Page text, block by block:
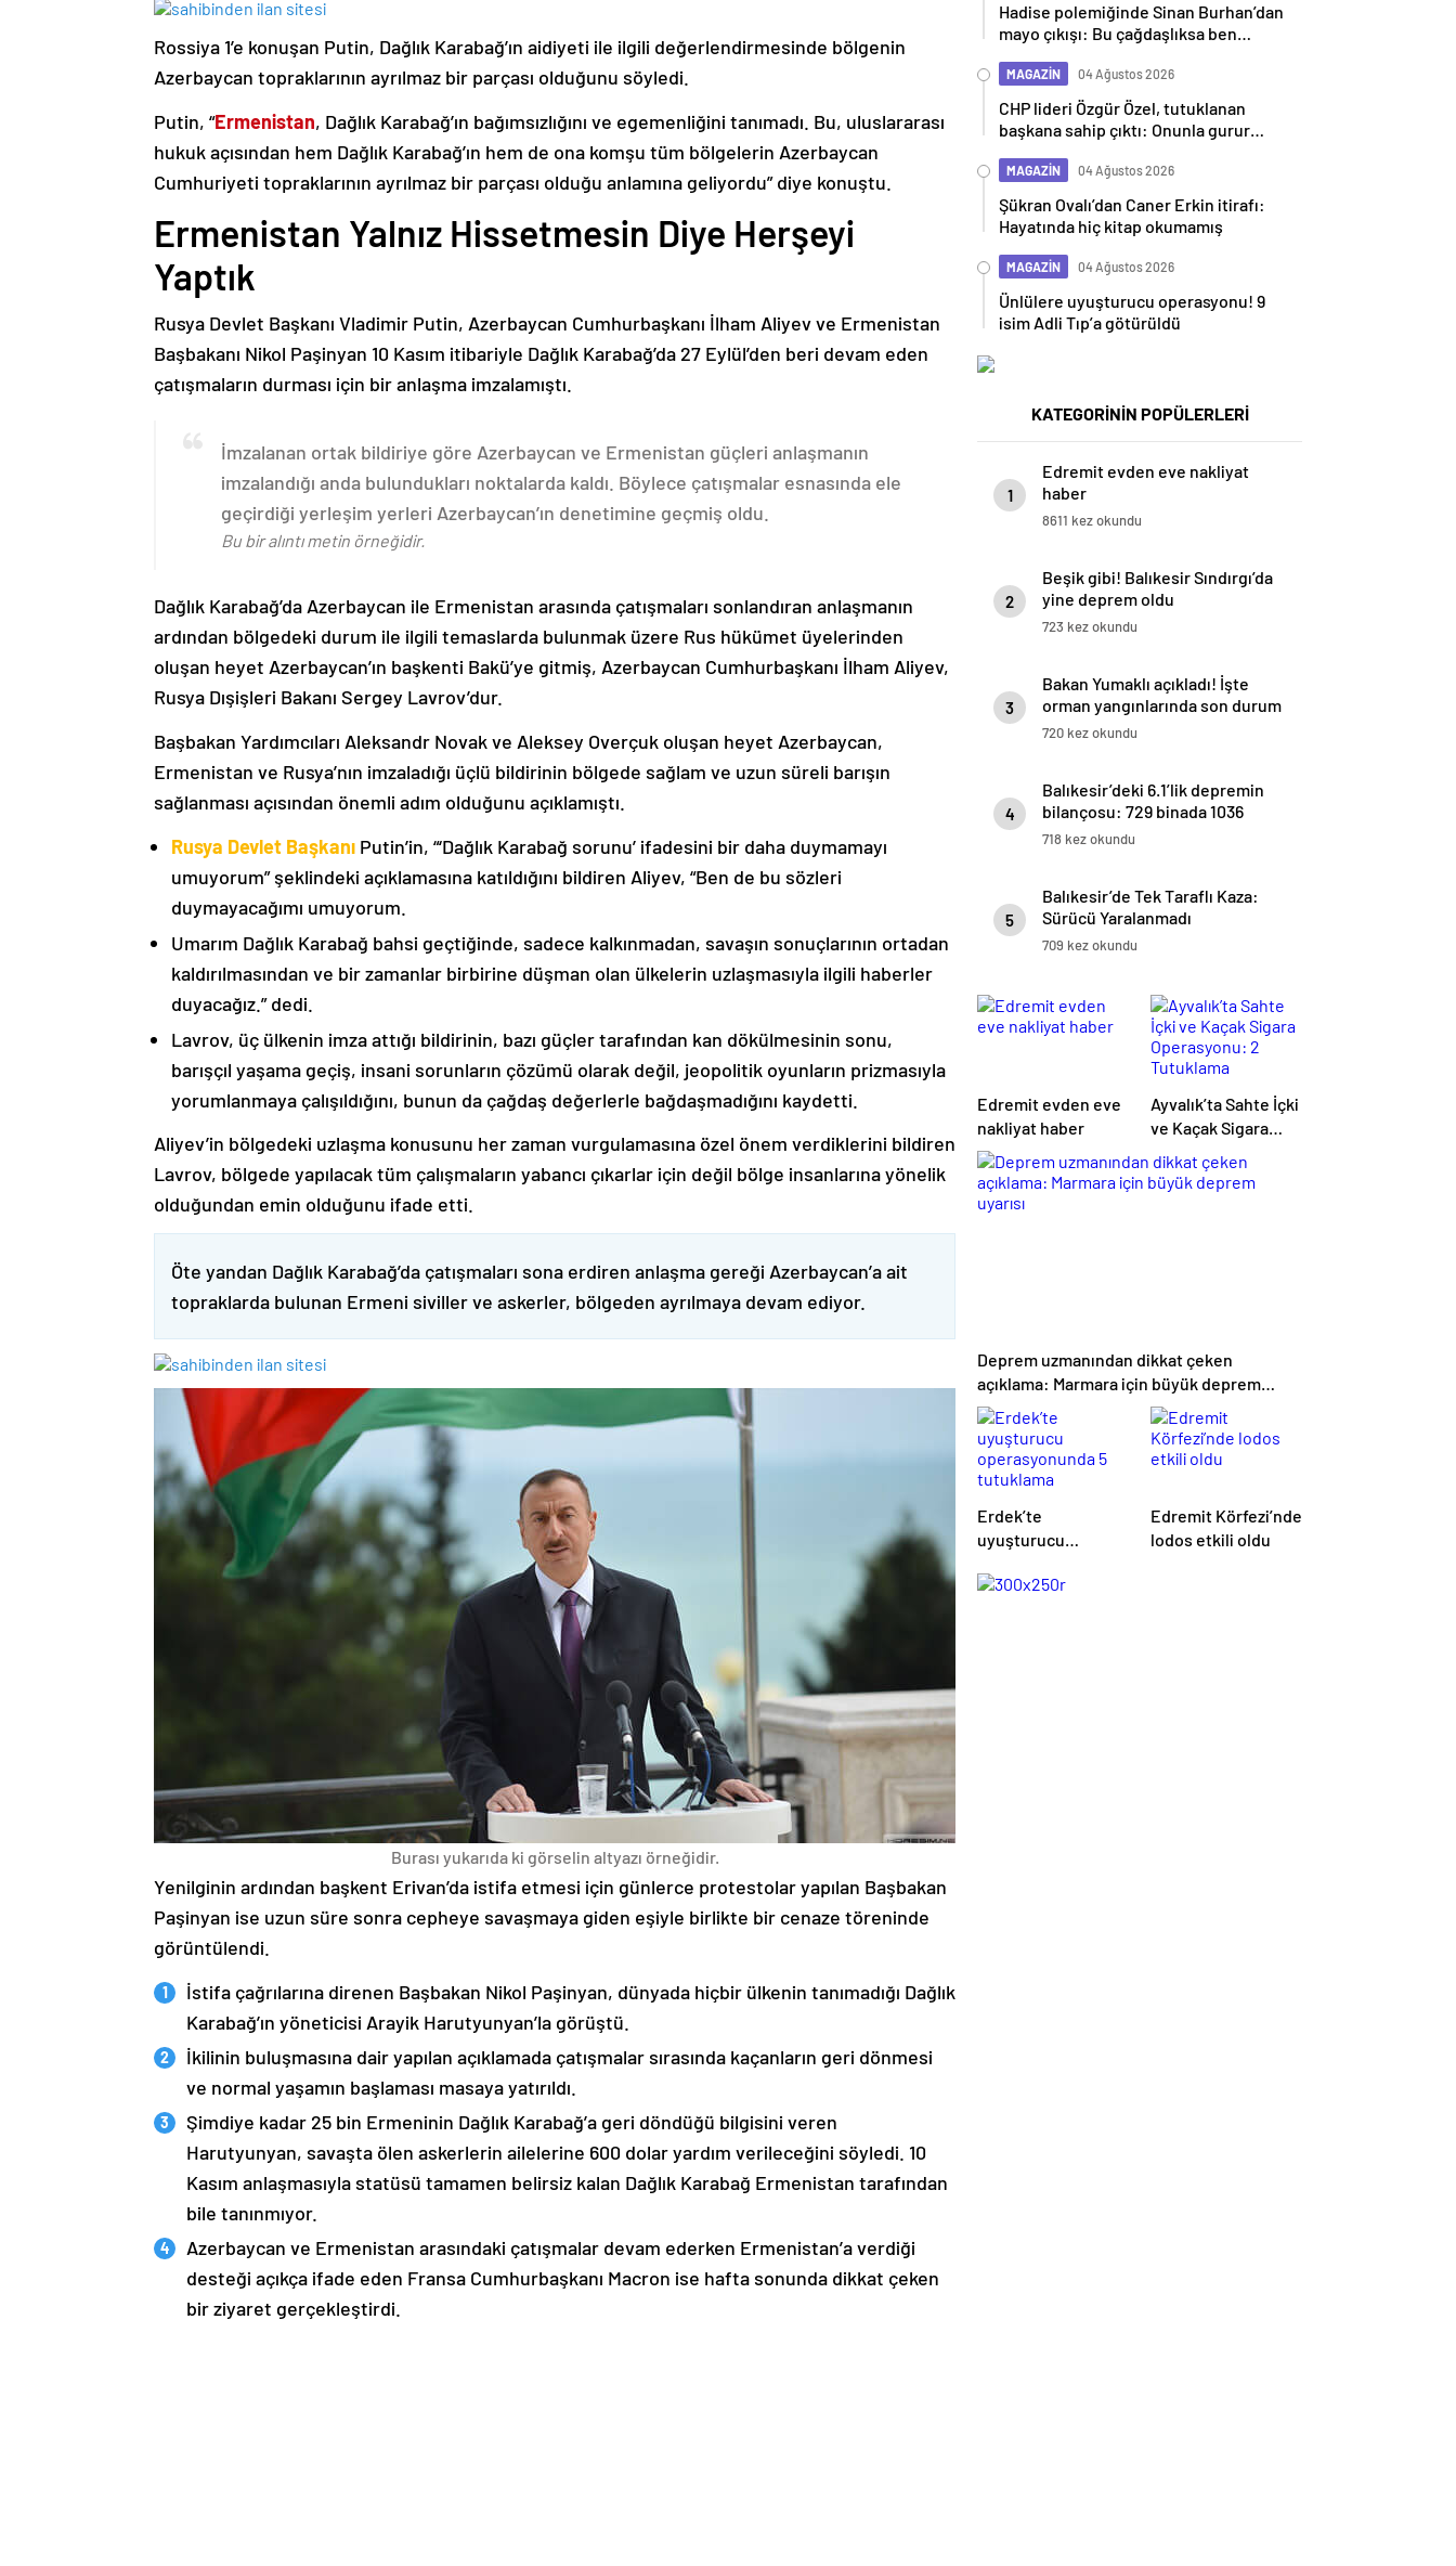
Rossiya 1’e konuşan Putin, Dağlık Karabağ’ın aidiyeti ile ilgili değerlendirmesinde bölgenin
Azerbaycan topraklarının ayrılmaz bir parçası olduğunu söyledi.
Putin, “Ermenistan, Dağlık Karabağ’ın bağımsızlığını ve egemenliğini tanımadı. Bu, uluslararası
hukuk açısından hem Dağlık Karabağ’ın hem de ona komşu tüm bölgelerin Azerbaycan
Cumhuriyeti topraklarının ayrılmaz bir parçası olduğu anlamına geliyordu” diye konuştu.
Ermenistan Yalnız Hissetmesin Diye Herşeyi
Yaptık
Rusya Devlet Başkanı Vladimir Putin, Azerbaycan Cumhurbaşkanı İlham Aliyev ve Ermenistan
Başbakanı Nikol Paşinyan 10 Kasım itibariyle Dağlık Karabağ’da 27 Eylül’den beri devam eden
çatışmaların durması için bir anlaşma imzalamıştı.
İmzalanan ortak bildiriye göre Azerbaycan ve Ermenistan güçleri anlaşmanın
imzalandığı anda bulundukları noktalarda kaldı. Böylece çatışmalar esnasında ele
geçirdiği yerleşim yerleri Azerbaycan’ın denetimine geçmiş oldu.
Bu bir alıntı metin örneğidir.
Dağlık Karabağ’da Azerbaycan ile Ermenistan arasında çatışmaları sonlandıran anlaşmanın
ardından bölgedeki durum ile ilgili temaslarda bulunmak üzere Rus hükümet üyelerinden
oluşan heyet Azerbaycan’ın başkenti Bakü’ye gitmiş, Azerbaycan Cumhurbaşkanı İlham Aliyev,
Rusya Dışişleri Bakanı Sergey Lavrov’dur.
Başbakan Yardımcıları Aleksandr Novak ve Aleksey Overçuk oluşan heyet Azerbaycan,
Ermenistan ve Rusya’nın imzaladığı üçlü bildirinin bölgede sağlam ve uzun süreli barışın
sağlanması açısından önemli adım olduğunu açıklamıştı.
Rusya Devlet Başkanı Putin’in, “‘Dağlık Karabağ sorunu’ ifadesini bir daha duymamayı
umuyorum” şeklindeki açıklamasına katıldığını bildiren Aliyev, “Ben de bu sözleri
duymayacağımı umuyorum.
Umarım Dağlık Karabağ bahsi geçtiğinde, sadece kalkınmadan, savaşın sonuçlarının ortadan
kaldırılmasından ve bir zamanlar birbirine düşman olan ülkelerin uzlaşmasıyla ilgili haberler
duyacağız.” dedi.
Lavrov, üç ülkenin imza attığı bildirinin, bazı güçler tarafından kan dökülmesinin sonu,
barışçıl yaşama geçiş, insani sorunların çözümü olarak değil, jeopolitik oyunların prizmasıyla
yorumlanmaya çalışıldığını, bunun da çağdaş değerlerle bağdaşmadığını kaydetti.
Aliyev’in bölgedeki uzlaşma konusunu her zaman vurgulamasına özel önem verdiklerini bildiren
Lavrov, bölgede yapılacak tüm çalışmaların yabancı çıkarlar için değil bölge insanlarına yönelik
olduğundan emin olduğunu ifade etti.
Öte yandan Dağlık Karabağ’da çatışmaları sona erdiren anlaşma gereği Azerbaycan’a ait
topraklarda bulunan Ermeni siviller ve askerler, bölgeden ayrılmaya devam ediyor.
Burası yukarıda ki görselin altyazı örneğidir.
Yenilginin ardından başkent Erivan’da istifa etmesi için günlerce protestolar yapılan Başbakan
Paşinyan ise uzun süre sonra cepheye savaşmaya giden eşiyle birlikte bir cenaze töreninde
görüntülendi.
İstifa çağrılarına direnen Başbakan Nikol Paşinyan, dünyada hiçbir ülkenin tanımadığı Dağlık
Karabağ’ın yöneticisi Arayik Harutyunyan’la görüştü.
İkilinin buluşmasına dair yapılan açıklamada çatışmalar sırasında kaçanların geri dönmesi
ve normal yaşamın başlaması masaya yatırıldı.
Şimdiye kadar 25 bin Ermeninin Dağlık Karabağ’a geri döndüğü bilgisini veren
Harutyunyan, savaşta ölen askerlerin ailelerine 600 dolar yardım verileceğini söyledi. 10
Kasım anlaşmasıyla statüsü tamamen belirsiz kalan Dağlık Karabağ Ermenistan tarafından
bile tanınmıyor.
Azerbaycan ve Ermenistan arasındaki çatışmalar devam ederken Ermenistan’a verdiği
desteği açıkça ifade eden Fransa Cumhurbaşkanı Macron ise hafta sonunda dikkat çeken
bir ziyaret gerçekleştirdi.
Hadise polemiğinde Sinan Burhan’dan
mayo çıkışı: Bu çağdaşlıksa ben
MAGAZİN 04 Ağustos 2026
CHP lideri Özgür Özel, tutuklanan
başkana sahip çıktı: Onunla gurur
MAGAZİN 04 Ağustos 2026
Şükran Ovalı’dan Caner Erkin itirafı:
Hayatında hiç kitap okumamış
MAGAZİN 04 Ağustos 2026
Ünlülere uyuşturucu operasyonu! 9
isim Adli Tıp’a götürüldü
KATEGORİNİN POPÜLERLERİ
1
Edremit evden eve nakliyat
haber
8611 kez okundu
2
Beşik gibi! Balıkesir Sındırgı’da
yine deprem oldu
723 kez okundu
3
Bakan Yumaklı açıkladı! İşte
orman yangınlarında son durum
720 kez okundu
4
Balıkesir’deki 6.1’lik depremin
bilançosu: 729 binada 1036
bağımsız bölüm ağır hasarlı
718 kez okundu
5
Balıkesir’de Tek Taraflı Kaza:
Sürücü Yaralanmadı
709 kez okundu
Edremit evden eve
nakliyat haber
Ayvalık’ta Sahte İçki
ve Kaçak Sigara
Operasyonu: 2
Tutuklama
Deprem uzmanından dikkat çeken
açıklama: Marmara için büyük deprem
uyarısı
Erdek’te
uyuşturucu
tutuklama
Edremit Körfezi’nde
lodos etkili oldu